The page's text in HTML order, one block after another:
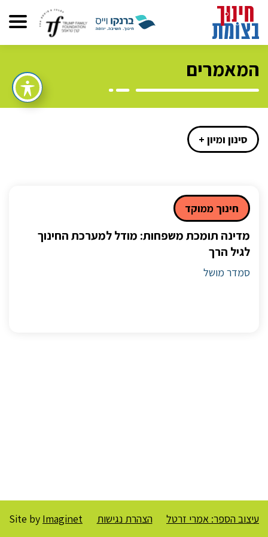
המאמרים
סינון ומיון +
חינוך ממוקד
מדינה תומכת משפחות: מודל למערכת החינוך
לגיל הרך
סמדר מושל
עיצוב הספר: אמרי זרטל הצהרת נגישות Site by Imaginet